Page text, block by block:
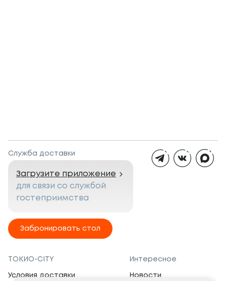
Служба доставки
Загрузите приложение
для связи со службой
гостеприимства
Забронировать стол
ТОКИО-CITY
Условия доставки
Интересное
Новости